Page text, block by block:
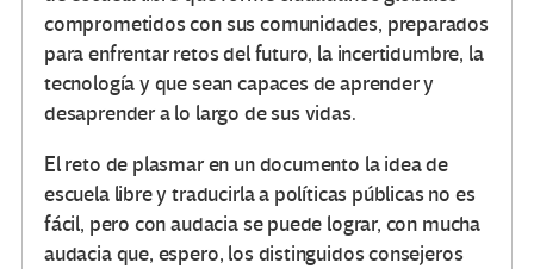
comprometidos con sus comunidades, preparados
para enfrentar retos del futuro, la incertidumbre, la
tecnología y que sean capaces de aprender y
desaprender a lo largo de sus vidas.
El reto de plasmar en un documento la idea de
escuela libre y traducirla a políticas públicas no es
fácil, pero con audacia se puede lograr, con mucha
audacia que, espero, los distinguidos consejeros